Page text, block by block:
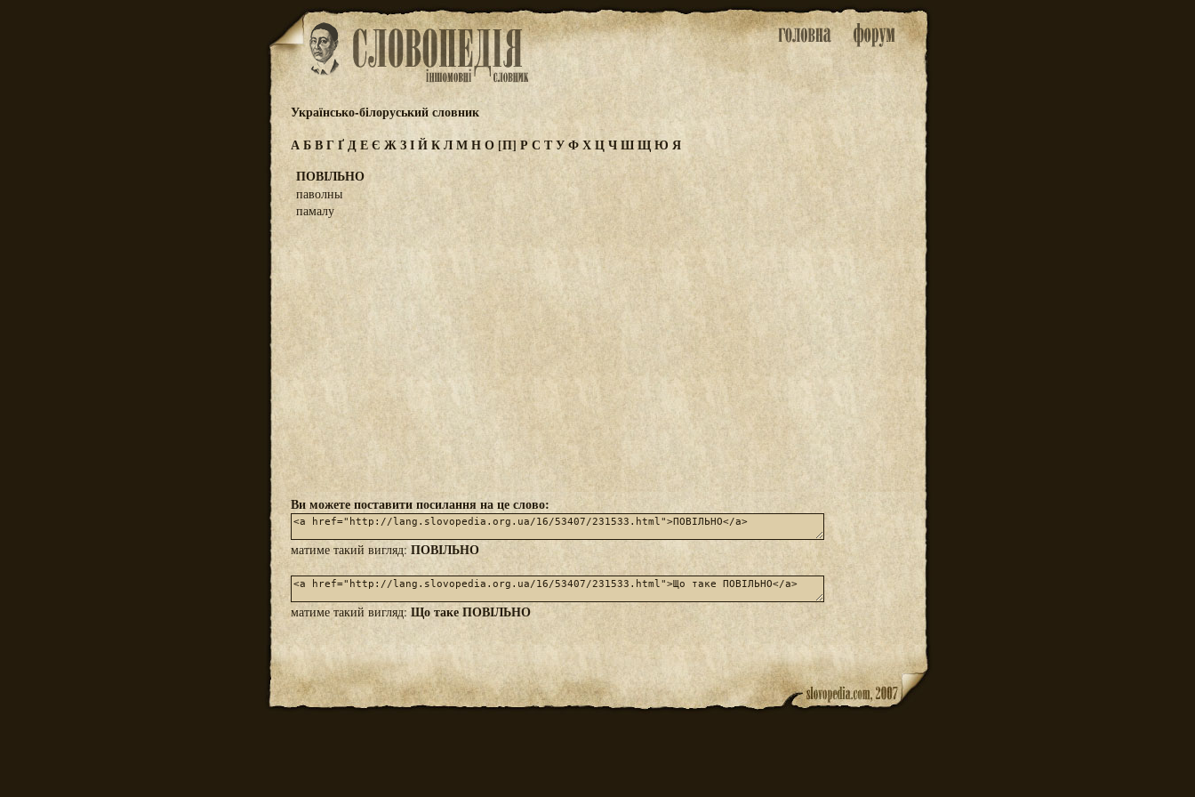
Українсько-білоруський словник
АБВГҐДЕЄ ЖЗІЙКЛМНО[П] РС ТУФХЦЧШЩЮ Я
ПОВІЛЬНО
паволны
памалу
Ви можете поставити посилання на це слово:
матиме такий вигляд:ПОВІЛЬНО
матиме такий вигляд: Що таке ПОВІЛЬНО